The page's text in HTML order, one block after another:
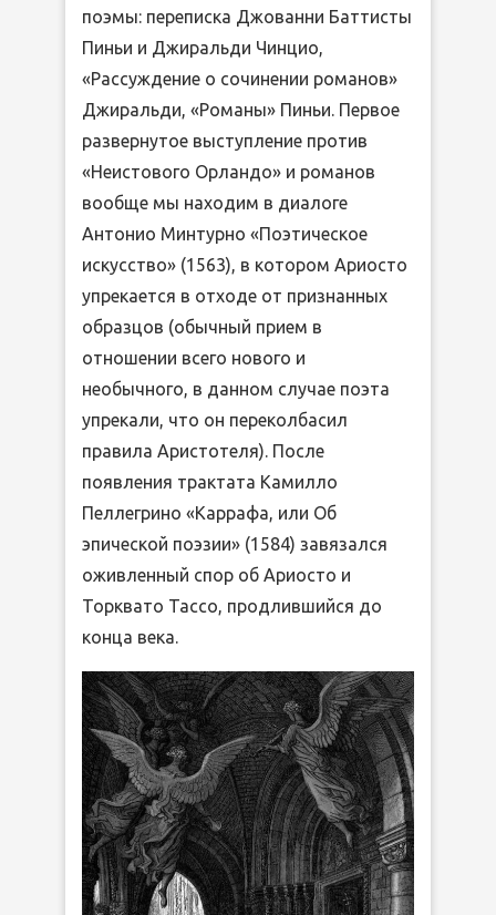
поэмы: переписка Джованни Баттисты
Пиньи и Джиральди Чинцио,
«Рассуждение о сочинении романов»
Джиральди, «Романы» Пиньи. Первое
развернутое выступление против
«Неистового Орландо» и романов
вообще мы находим в диалоге
Антонио Минтурно «Поэтическое
искусство» (1563), в котором Ариосто
упрекается в отходе от признанных
образцов (обычный прием в
отношении всего нового и
необычного, в данном случае поэта
упрекали, что он переколбасил
правила Аристотеля). После
появления трактата Камилло
Пеллегрино «Каррафа, или Об
эпической поэзии» (1584) завязался
оживленный спор об Ариосто и
Торквато Тассо, продлившийся до
конца века.